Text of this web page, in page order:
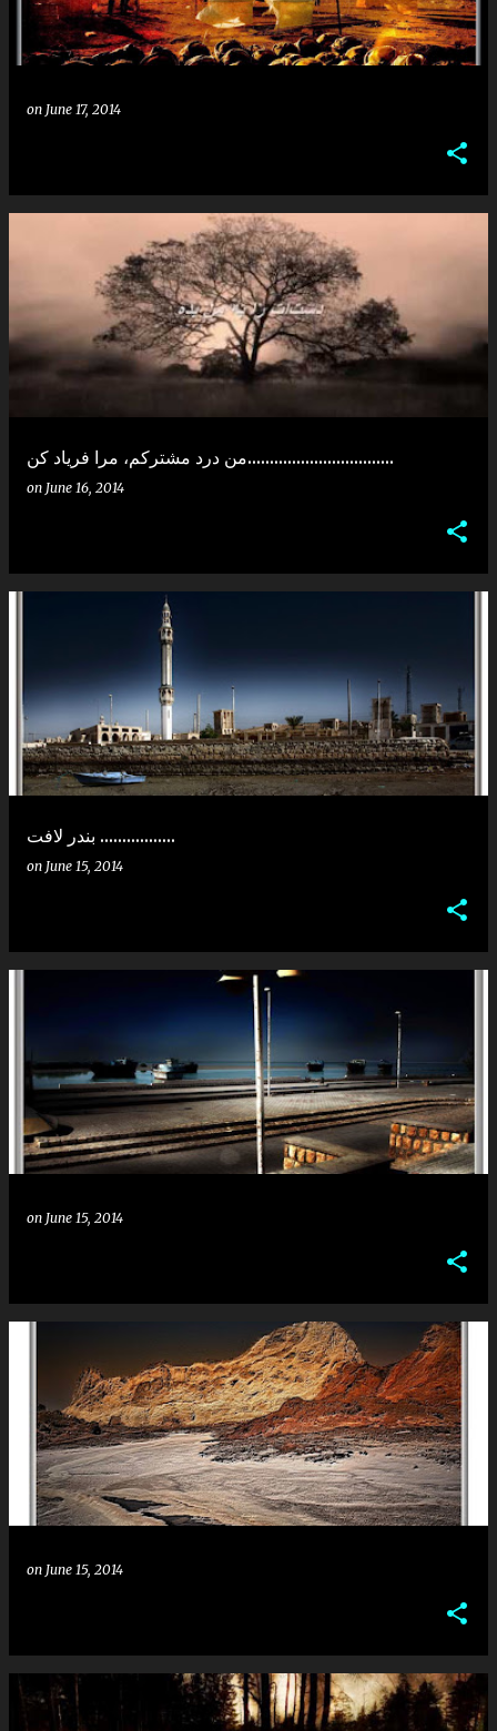
on June 17, 2014
من درد مشترکم، مرا فریاد کن.................................
on June 16, 2014
بندر لافت .................
on June 15, 2014
on June 15, 2014
on June 15, 2014